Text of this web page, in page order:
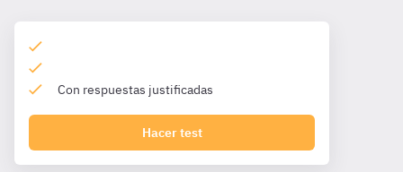
Con respuestas justificadas
Hacer test